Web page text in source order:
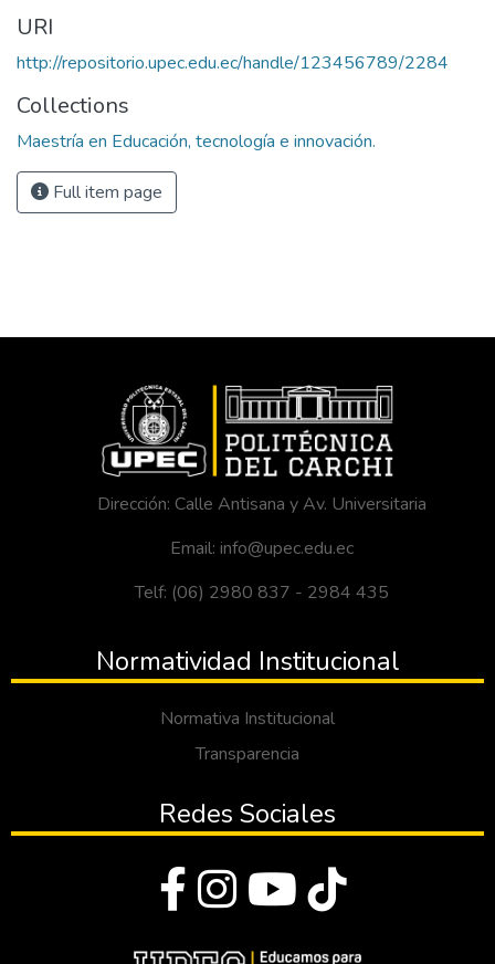
URI
http://repositorio.upec.edu.ec/handle/123456789/2284
Collections
Maestría en Educación, tecnología e innovación.
Full item page
Dirección: Calle Antisana y Av. Universitaria
Email: info@upec.edu.ec
Telf: (06) 2980 837 - 2984 435
Normatividad Institucional
Normativa Institucional
Transparencia
Redes Sociales